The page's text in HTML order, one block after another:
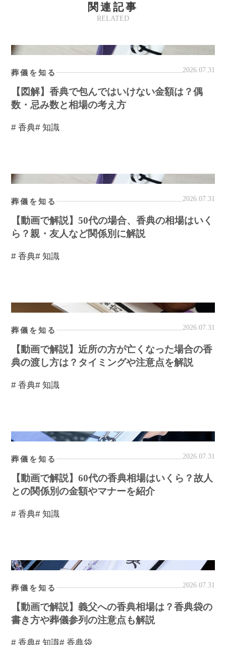
RELATED
関連記事
葬儀を知る 2026.07.31
【図解】香典で包んではいけない金額は？偶
数・忌み数と相場の考え方
# 香典# 知識
葬儀を知る 2026.07.31
【動画で解説】50代の場合、香典の相場はいく
ら？親・友人など関係別に解説
# 香典# 知識
葬儀を知る 2026.07.31
【動画で解説】近所の方が亡くなった場合の香
典の渡し方は？タイミングや注意点を解説
# 香典# 知識
葬儀を知る 2026.07.31
【動画で解説】60代の香典相場はいくら？故人
との関係別の金額やマナーを紹介
# 香典# 知識
葬儀を知る 2026.07.31
【動画で解説】義父への香典相場は？香典袋の
書き方や葬儀参列の注意点も解説
# 香典# 知識# 香典袋